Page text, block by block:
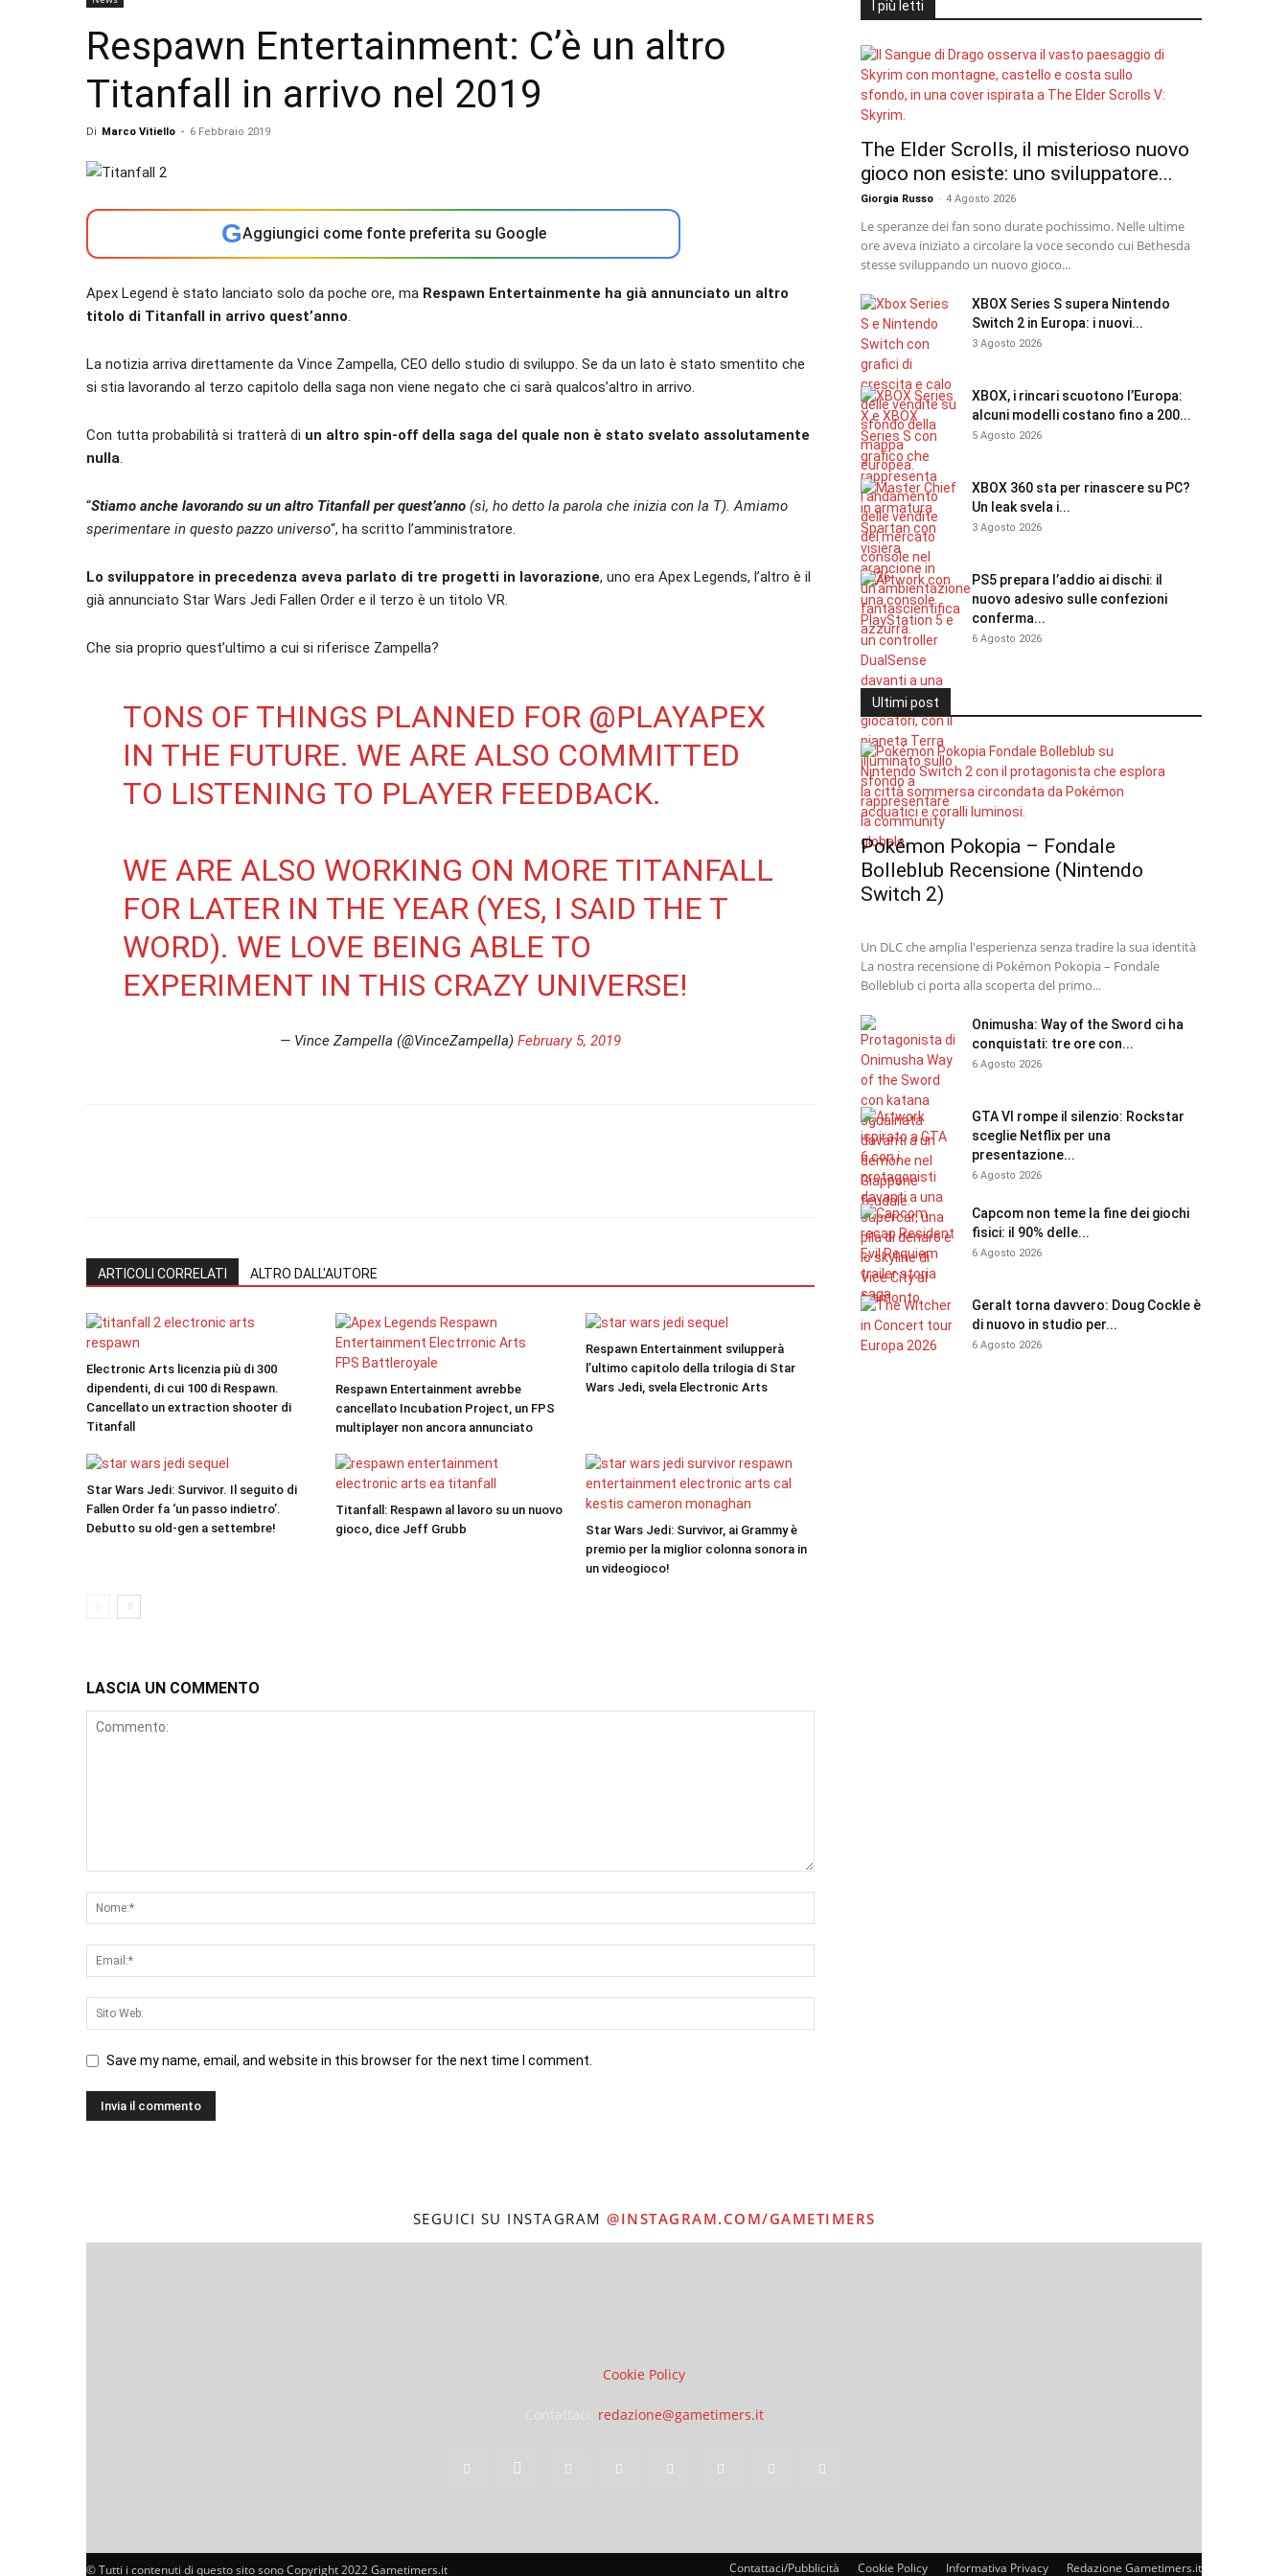
Respawn Entertainment: C’è un altro
Titanfall in arrivo nel 2019
Di Marco Vitiello - 6 Febbraio 2019
GAggiungici come fonte preferita su Google
Apex Legend è stato lanciato solo da poche ore, ma Respawn Entertainmente ha già annunciato un altro
titolo di Titanfall in arrivo quest’anno.
La notizia arriva direttamente da Vince Zampella, CEO dello studio di sviluppo. Se da un lato è stato smentito che
si stia lavorando al terzo capitolo della saga non viene negato che ci sarà qualcos’altro in arrivo.
Con tutta probabilità si tratterà di un altro spin-off della saga del quale non è stato svelato assolutamente
nulla.
“Stiamo anche lavorando su un altro Titanfall per quest’anno (sì, ho detto la parola che inizia con la T). Amiamo
sperimentare in questo pazzo universo“, ha scritto l’amministratore.
Lo sviluppatore in precedenza aveva parlato di tre progetti in lavorazione, uno era Apex Legends, l’altro è il
già annunciato Star Wars Jedi Fallen Order e il terzo è un titolo VR.
Che sia proprio quest’ultimo a cui si riferisce Zampella?
TONS OF THINGS PLANNED FOR @PLAYAPEX
IN THE FUTURE. WE ARE ALSO COMMITTED
TO LISTENING TO PLAYER FEEDBACK.
WE ARE ALSO WORKING ON MORE TITANFALL
FOR LATER IN THE YEAR (YES, I SAID THE T
WORD). WE LOVE BEING ABLE TO
EXPERIMENT IN THIS CRAZY UNIVERSE!
— Vince Zampella (@VinceZampella) February 5, 2019
ARTICOLI CORRELATI ALTRO DALL'AUTORE
Electronic Arts licenzia più di 300
dipendenti, di cui 100 di Respawn.
Cancellato un extraction shooter di
Titanfall
Respawn Entertainment avrebbe
cancellato Incubation Project, un FPS
multiplayer non ancora annunciato
Respawn Entertainment svilupperà
l’ultimo capitolo della trilogia di Star
Wars Jedi, svela Electronic Arts
Star Wars Jedi: Survivor. Il seguito di
Fallen Order fa ‘un passo indietro’.
Debutto su old-gen a settembre!
Titanfall: Respawn al lavoro su un nuovo
gioco, dice Jeff Grubb
Star Wars Jedi: Survivor, ai Grammy è
premio per la miglior colonna sonora in
un videogioco!
LASCIA UN COMMENTO
Save my name, email, and website in this browser for the next time I comment.
I più letti
The Elder Scrolls, il misterioso nuovo
gioco non esiste: uno sviluppatore...
Giorgia Russo - 4 Agosto 2026
Le speranze dei fan sono durate pochissimo. Nelle ultime
ore aveva iniziato a circolare la voce secondo cui Bethesda
stesse sviluppando un nuovo gioco...
XBOX Series S supera Nintendo
Switch 2 in Europa: i nuovi...
3 Agosto 2026
XBOX, i rincari scuotono l’Europa:
alcuni modelli costano fino a 200...
5 Agosto 2026
XBOX 360 sta per rinascere su PC?
Un leak svela i...
3 Agosto 2026
PS5 prepara l’addio ai dischi: il
nuovo adesivo sulle confezioni
conferma...
6 Agosto 2026
Ultimi post
Pokémon Pokopia – Fondale
Bolleblub Recensione (Nintendo
Switch 2)
Un DLC che amplia l'esperienza senza tradire la sua identità
La nostra recensione di Pokémon Pokopia – Fondale
Bolleblub ci porta alla scoperta del primo...
Onimusha: Way of the Sword ci ha
conquistati: tre ore con...
6 Agosto 2026
GTA VI rompe il silenzio: Rockstar
sceglie Netflix per una
presentazione...
6 Agosto 2026
Capcom non teme la fine dei giochi
fisici: il 90% delle...
6 Agosto 2026
Geralt torna davvero: Doug Cockle è
di nuovo in studio per...
6 Agosto 2026
SEGUICI SU INSTAGRAM @INSTAGRAM.COM/GAMETIMERS
Cookie Policy
redazione@gametimers.it
Contattaci/Pubblicità Cookie Policy Informativa Privacy Redazione Gametimers.it
© Tutti i contenuti di questo sito sono Copyright 2022 Gametimers.it